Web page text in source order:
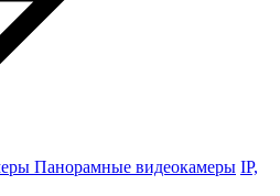
Панорамные видеокамеры IP,